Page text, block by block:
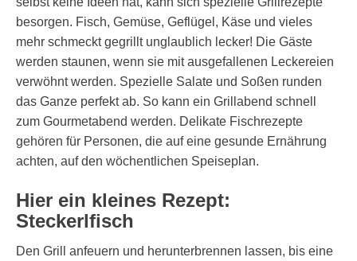
besorgen. Fisch, Gemüse, Geflügel, Käse und vieles
mehr schmeckt gegrillt unglaublich lecker! Die Gäste
werden staunen, wenn sie mit ausgefallenen Leckereien
verwöhnt werden. Spezielle Salate und Soßen runden
das Ganze perfekt ab. So kann ein Grillabend schnell
zum Gourmetabend werden. Delikate Fischrezepte
gehören für Personen, die auf eine gesunde Ernährung
achten, auf den wöchentlichen Speiseplan.
Hier ein kleines Rezept:
Steckerlfisch
Den Grill anfeuern und herunterbrennen lassen, bis eine